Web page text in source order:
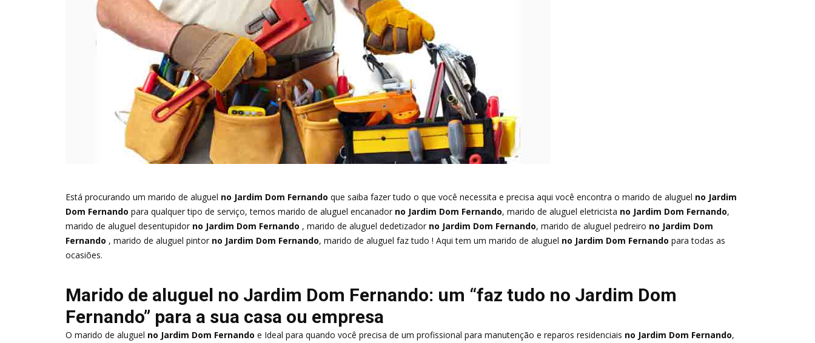
Está procurando um marido de aluguel no Jardim Dom Fernando que saiba fazer tudo o que você necessita e precisa aqui você encontra o marido de aluguel no Jardim
Dom Fernando para qualquer tipo de serviço, temos marido de aluguel encanador no Jardim Dom Fernando, marido de aluguel eletricista no Jardim Dom Fernando,
marido de aluguel desentupidor no Jardim Dom Fernando , marido de aluguel dedetizador no Jardim Dom Fernando, marido de aluguel pedreiro no Jardim Dom
Fernando , marido de aluguel pintor no Jardim Dom Fernando, marido de aluguel faz tudo ! Aqui tem um marido de aluguel no Jardim Dom Fernando para todas as
ocasiões.
Marido de aluguel no Jardim Dom Fernando: um “faz tudo no Jardim Dom
Fernando” para a sua casa ou empresa
O marido de aluguel no Jardim Dom Fernando e Ideal para quando você precisa de um profissional para manutenção e reparos residenciais no Jardim Dom Fernando,